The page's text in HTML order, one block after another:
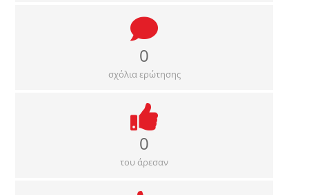
0
σχόλια ερώτησης
0
του άρεσαν